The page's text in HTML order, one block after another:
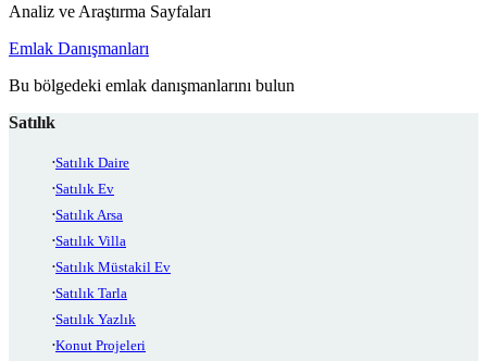
Analiz ve Araştırma Sayfaları
Emlak Danışmanları
Bu bölgedeki emlak danışmanlarını bulun
Satılık
Satılık Daire
Satılık Ev
Satılık Arsa
Satılık Villa
Satılık Müstakil Ev
Satılık Tarla
Satılık Yazlık
Konut Projeleri